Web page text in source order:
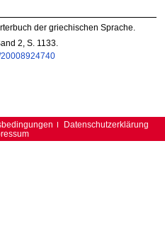
der griechischen Sprache.
2, S. 1133.
Datenschutzerklärung